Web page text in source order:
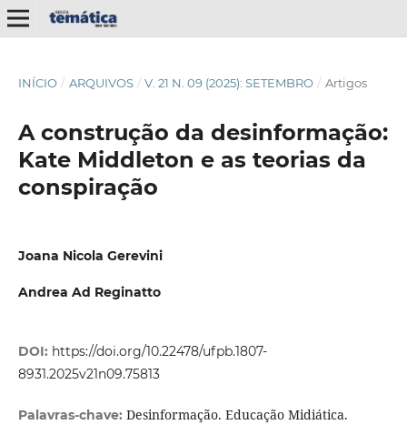
INÍCIO / ARQUIVOS / V. 21 N. 09 (2025): SETEMBRO / Artigos
A construção da desinformação:
Kate Middleton e as teorias da
conspiração
Joana Nicola Gerevini
Andrea Ad Reginatto
DOI: https://doi.org/10.22478/ufpb.1807-
8931.2025v21n09.75813
Palavras-chave: Desinformação. Educação Midiática.